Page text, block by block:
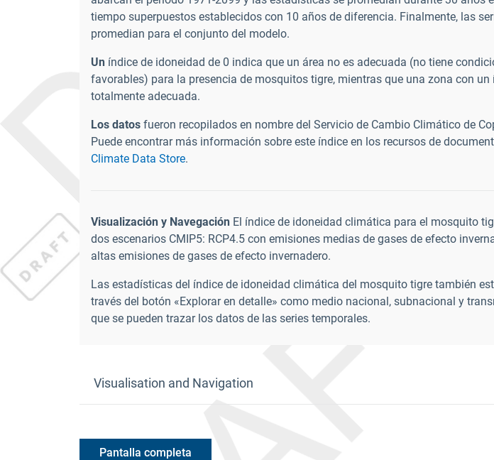
tiempo superpuestos establecidos con 10 años de diferencia. Finalmente, las
promedian para el conjunto del modelo.
Un índice de idoneidad de 0 indica que un área no es adecuada (no tiene
favorables) para la presencia de mosquitos tigre, mientras que una zona con un
totalmente adecuada.
Los datos fueron recopilados en nombre del Servicio de Cambio Climático de
Puede encontrar más información sobre este índice en los recursos de
Climate Data Store.
Visualización y Navegación El índice de idoneidad climática para el mosquito
dos escenarios CMIP5: RCP4.5 con emisiones medias de gases de efecto
altas emisiones de gases de efecto invernadero.
Las estadísticas del índice de idoneidad climática del mosquito tigre también
través del botón «Explorar en detalle» como medio nacional, subnacional y
que se pueden trazar los datos de las series temporales.
Visualisation and Navigation
Pantalla completa